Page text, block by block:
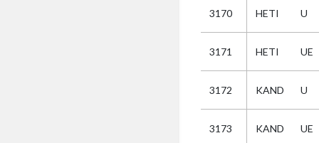
3170 HETI U
3171 HETI UE
3172 KAND U
3173 KAND UE